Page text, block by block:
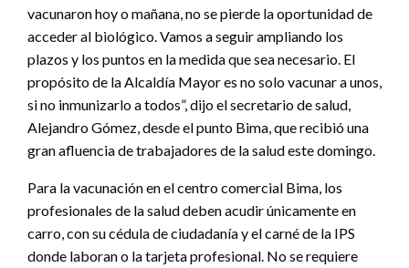
vacunaron hoy o mañana, no se pierde la oportunidad de
acceder al biológico. Vamos a seguir ampliando los
plazos y los puntos en la medida que sea necesario. El
propósito de la Alcaldía Mayor es no solo vacunar a unos,
si no inmunizarlo a todos”, dijo el secretario de salud,
Alejandro Gómez, desde el punto Bima, que recibió una
gran afluencia de trabajadores de la salud este domingo.
Para la vacunación en el centro comercial Bima, los
profesionales de la salud deben acudir únicamente en
carro, con su cédula de ciudadanía y el carné de la IPS
donde laboran o la tarjeta profesional. No se requiere